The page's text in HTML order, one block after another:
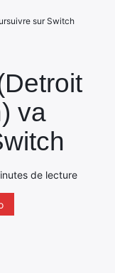
va
de lecture
sur Switch